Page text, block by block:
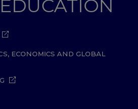
ECONOMICS AND GLOBAL